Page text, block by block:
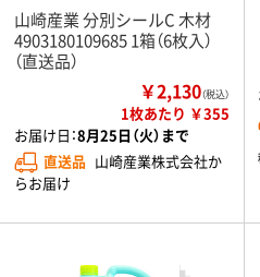
山崎産業 分別シールC 木材
4903180109685 1箱（6枚入）
（直送品）
￥2,130（税込）
1枚あたり ￥355
お届け日：8月25日（火）まで
直送品 山崎産業株式会社か
らお届け